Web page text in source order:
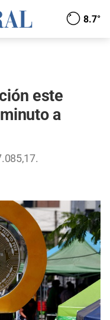
8.7°
este
a